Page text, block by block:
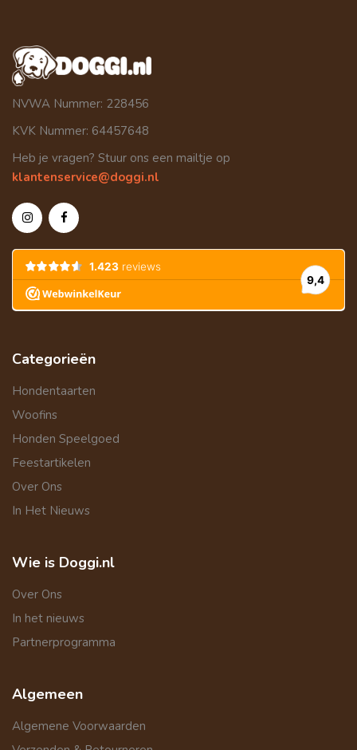
NVWA Nummer: 228456
KVK Nummer: 64457648
Heb je vragen? Stuur ons een mailtje op
klantenservice@doggi.nl
Categorieën
Hondentaarten
Woofins
Honden Speelgoed
Feestartikelen
Over Ons
In Het Nieuws
Wie is Doggi.nl
Over Ons
In het nieuws
Partnerprogramma
Algemeen
Algemene Voorwaarden